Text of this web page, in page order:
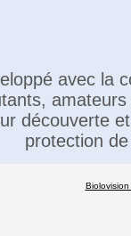
avec la
découverte
protection
Biolovision